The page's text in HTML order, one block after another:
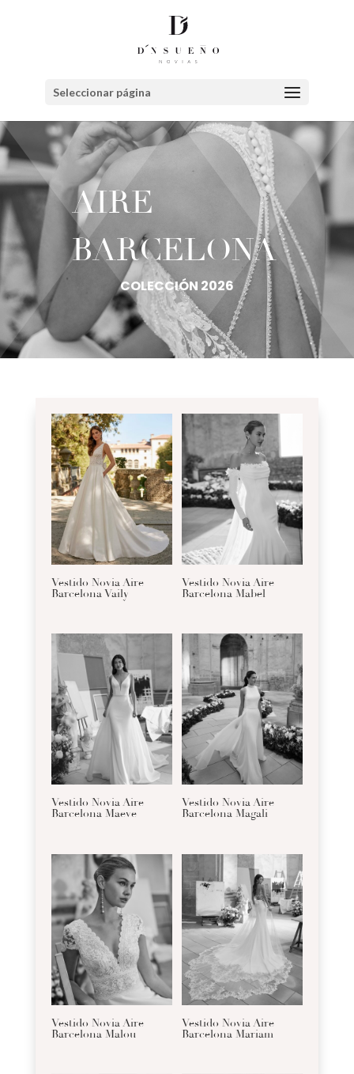
Seleccionar página
AIRE
BARCELONA
COLECCIÓN 2026
Vestido Novia Aire
Barcelona Vaily
Vestido Novia Aire
Barcelona Mabel
Vestido Novia Aire
Barcelona Maeve
Vestido Novia Aire
Barcelona Magali
Vestido Novia Aire
Barcelona Malou
Vestido Novia Aire
Barcelona Mariam